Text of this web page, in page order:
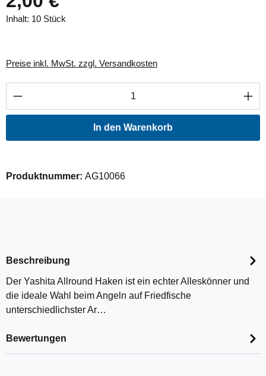
Inhalt: 10 Stück
Preise inkl. MwSt. zzgl. Versandkosten
Produkt Anzahl: Gib den gewünschten
In den Warenkorb
Produktnummer: AG10066
Beschreibung
Der Yashita Allround Haken ist ein echter Alleskönner und
die ideale Wahl beim Angeln auf Friedfische
unterschiedlichster Ar…
Bewertungen